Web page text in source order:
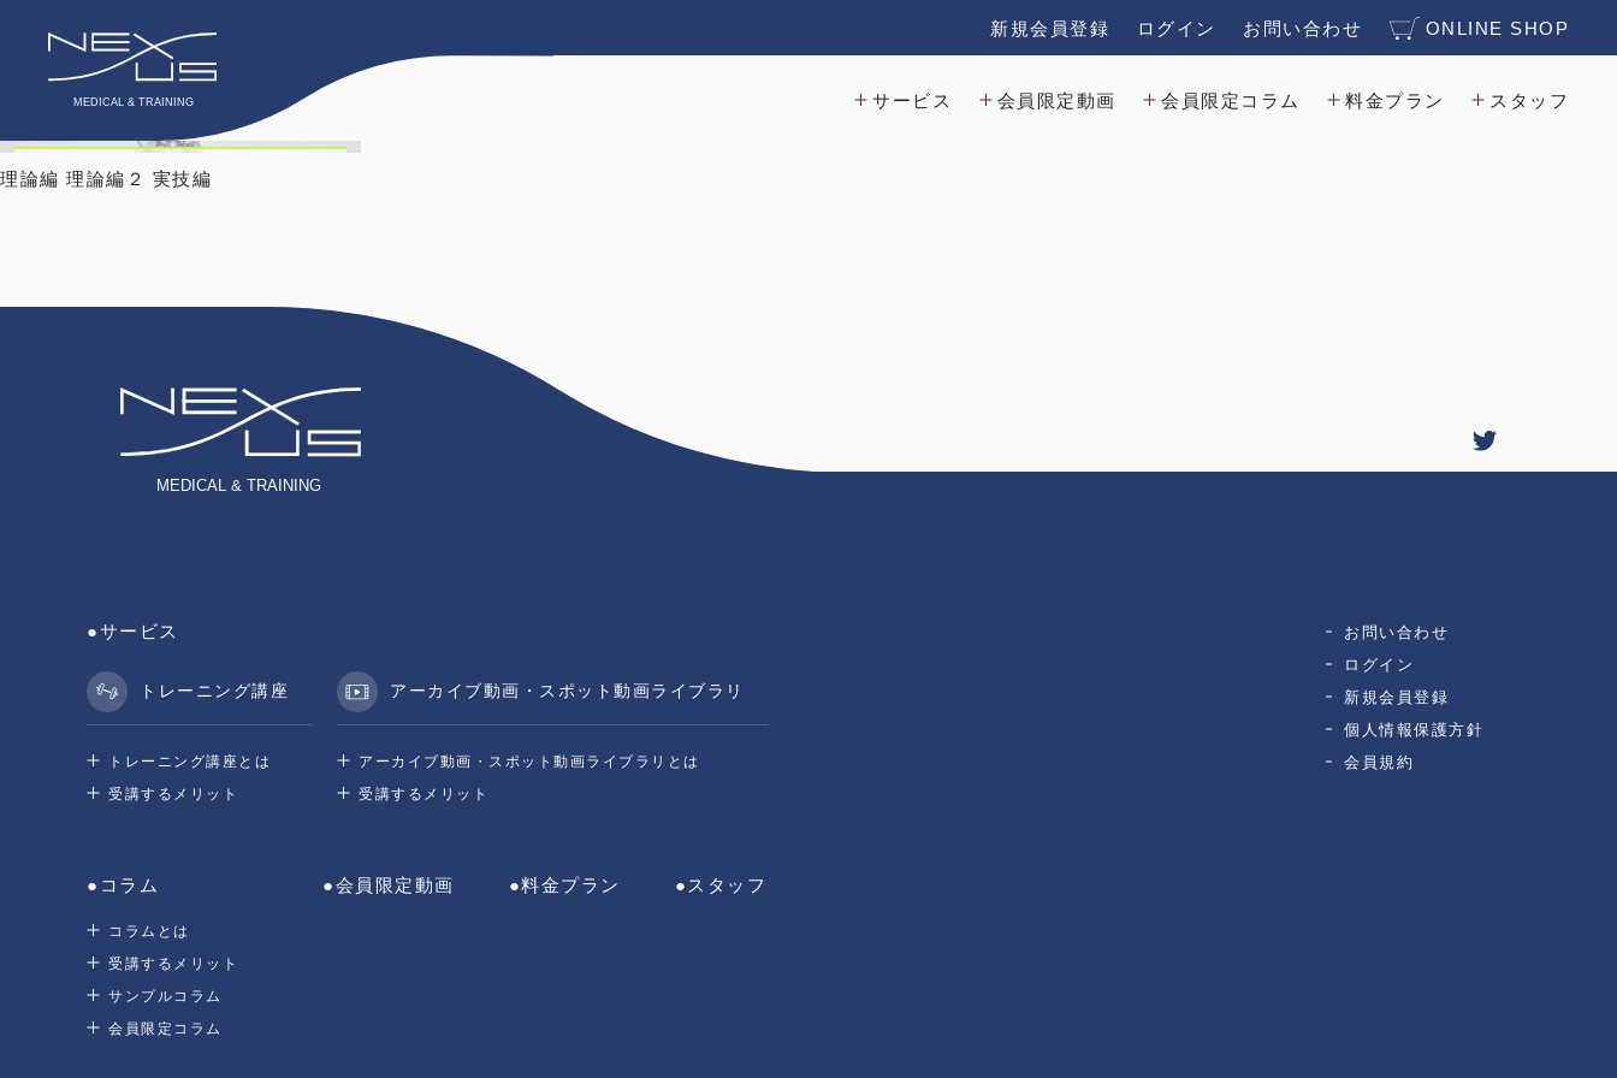
新規会員登録 ログイン お問い合わせ ONLINE SHOP
サービス 会員限定動画 会員限定コラム 料金プラン スタッフ
理論編 理論編２ 実技編
●サービス
トレーニング講座
トレーニング講座とは
受講するメリット
アーカイブ動画・ スポット動画ライブラリ
アーカイブ動画・ スポット動画ライブラリとは
受講するメリット
●コラム
コラムとは
受講するメリット
サンプルコラム
会員限定コラム
●会員限定動画 ●料金プラン ●スタッフ
お問い合わせ
ログイン
新規会員登録
個人情報保護方針
会員規約